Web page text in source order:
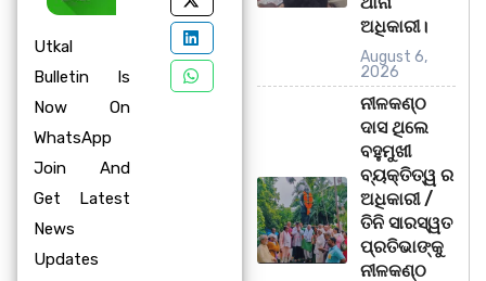
Utkal
Bulletin Is
Now On
WhatsApp
Join And
Get Latest
News
Updates
ଅଧିକାରୀ।
August 6,
2026
ନୀଳକଣ୍ଠ
ଦାସ ଥିଲେ
ବହୁମୁଖୀ
ବ୍ୟକ୍ତିତ୍ୱ ର
ଅଧିକାରୀ /
ତିନି ସାରସ୍ୱତ
ପ୍ରତିଭାଙ୍କୁ
ନୀଳକଣ୍ଠ